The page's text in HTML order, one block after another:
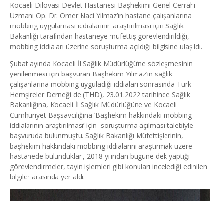
Kocaeli Dilovası Devlet Hastanesi Başhekimi Genel Cerrahi
Uzmanı Op. Dr. Ömer Naci Yılmaz’ın hastane çalışanlarına
mobbing uygulaması iddialarının araştırılması için Sağlık
Bakanlığı tarafından hastaneye müfettiş görevlendirildiği,
mobbing iddiaları üzerine soruşturma açıldığı bilgisine ulaşıldı.
Şubat ayında Kocaeli İl Sağlık Müdürlüğü’ne sözleşmesinin
yenilenmesi için başvuran Başhekim Yılmaz’ın sağlık
çalışanlarına mobbing uyguladığı iddiaları sonrasında Türk
Hemşireler Derneği de (THD), 23.01.2022 tarihinde Sağlık
Bakanlığına, Kocaeli İl Sağlık Müdürlüğüne ve Kocaeli
Cumhuriyet Başsavcılığına ‘Başhekim hakkındaki mobbing
iddialarının araştırılması’ için soruşturma açılması talebiyle
başvuruda bulunmuştu. Sağlık Bakanlığı Müfettişlerinin,
başhekim hakkındaki mobbing iddialarını araştırmak üzere
hastanede bulundukları, 2018 yılından bugüne dek yaptığı
görevlendirmeler, tayin işlemleri gibi konuları incelediği edinilen
bilgiler arasında yer aldı.